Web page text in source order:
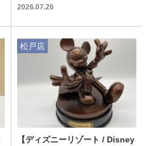
オ機器が入荷！！
2026.07.26
【ディズニーリゾート / Disney
松戸店